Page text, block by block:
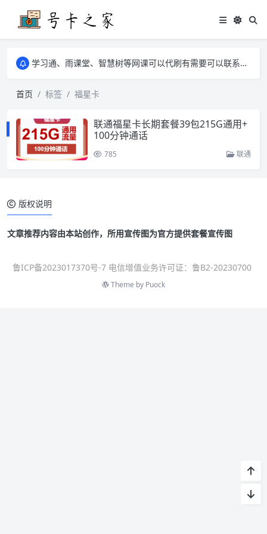
学习通、雨课堂、智慧树等网课可以代刷有需要可以联系邮箱i@tuzi.la
学习通、雨课堂、智慧树等网课可以代刷有需要可以联系邮箱i@tuzi.la
首页
标签 福星卡
联通福星卡长期套餐39包215G通用+
100分钟通话
785 联通
版权说明
文章推荐内容由本站创作，所用宣传图为官方提供套餐宣传图
鲁ICP备2023017370号-7 电信增值业务许可证：鲁B2-20230700
Theme by Puock